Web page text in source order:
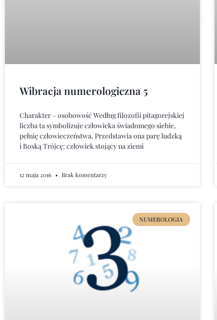
Wibracja numerologiczna 5
Charakter – osobowość Według filozofii pitagorejskiej
liczba ta symbolizuje człowieka świadomego siebie,
pełnię człowieczeństwa. Przedstawia ona parę ludzką
i Boską Trójcę: człowiek stojący na ziemi
12 maja 2016 Brak komentarzy
NUMEROLOGIA